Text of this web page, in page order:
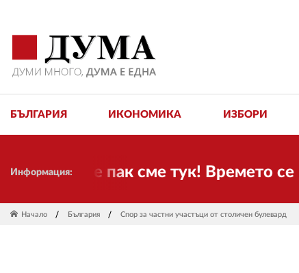
БЪЛГАРИЯ ИКОНОМИКА ИЗБОРИ
Информация:
Ние пак сме тук! Времето се
Начало България Спор за частни участъци от столичен булевард